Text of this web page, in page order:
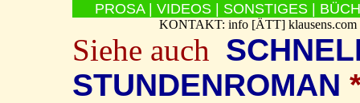
PROSA VIDEOS SONSTIGES
KONTAKT: info [ÄTT]
Siehe auch
STUNDENROMAN